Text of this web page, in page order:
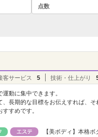
点数
客サービス 5 技術・仕上がり
動に集中できます。
長期的な目標をお伝えすれば、そ
すめです。
【美ボディ】本格